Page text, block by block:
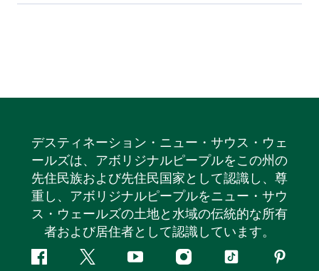
デスティネーション・ニュー・サウス・ウェ
ールズは、アボリジナルピープルをこの州の
先住民族および先住民国家として認識し、尊
重し、アボリジナルピープルをニュー・サウ
ス・ウェールズの土地と水域の伝統的な所有
者および居住者として認識しています。
フ
ツ
ユ
イ
テ
ピ